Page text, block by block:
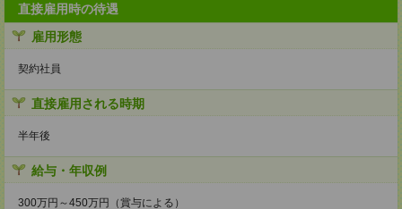
直接雇用時の待遇
雇用形態
契約社員
直接雇用される時期
半年後
給与・年収例
300万円～450万円（賞与による）